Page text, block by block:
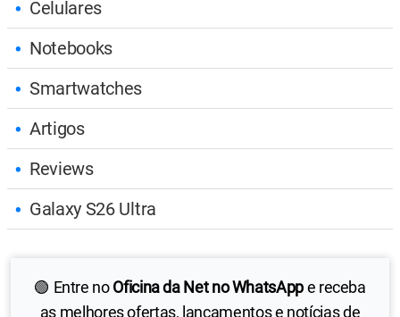
Celulares
Notebooks
Smartwatches
Artigos
Reviews
Galaxy S26 Ultra
🟢 Entre noOficina da Net no WhatsAppe receba
as melhores ofertas, lançamentos e notícias de